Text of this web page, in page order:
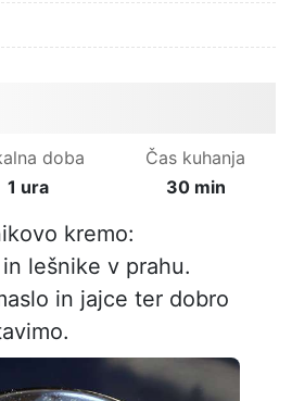
doba
1 ura
Čas kuhanja
30 min
kremo:
lešnike v prahu.
in jajce ter dobro